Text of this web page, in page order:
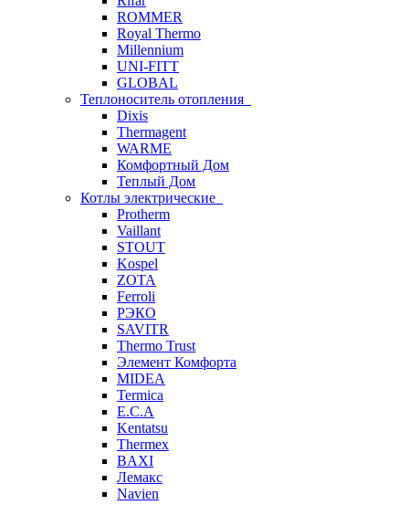
ROMMER
Royal Thermo
Millennium
UNI-FITT
GLOBAL
Теплоноситель отопления
Dixis
Thermagent
WARME
Комфортный Дом
Теплый Дом
Котлы электрические
Protherm
Vaillant
STOUT
Kospel
ZOTA
Ferroli
РЭКО
SAVITR
Thermo Trust
Элемент Комфорта
MIDEA
Termica
E.C.A
Kentatsu
Thermex
BAXI
Лемакс
Navien